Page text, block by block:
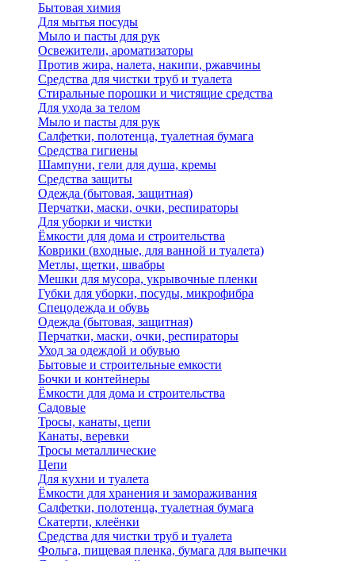
Бытовая химия
Для мытья посуды
Мыло и пасты для рук
Освежители, ароматизаторы
Против жира, налета, накипи, ржавчины
Средства для чистки труб и туалета
Стиральные порошки и чистящие средства
Для ухода за телом
Мыло и пасты для рук
Салфетки, полотенца, туалетная бумага
Средства гигиены
Шампуни, гели для душа, кремы
Средства защиты
Одежда (бытовая, защитная)
Перчатки, маски, очки, респираторы
Для уборки и чистки
Ёмкости для дома и строительства
Коврики (входные, для ванной и туалета)
Метлы, щетки, швабры
Мешки для мусора, укрывочные пленки
Губки для уборки, посуды, микрофибра
Спецодежда и обувь
Одежда (бытовая, защитная)
Перчатки, маски, очки, респираторы
Уход за одеждой и обувью
Бытовые и строительные емкости
Бочки и контейнеры
Ёмкости для дома и строительства
Садовые
Тросы, канаты, цепи
Канаты, веревки
Тросы металлические
Цепи
Для кухни и туалета
Ёмкости для хранения и замораживания
Салфетки, полотенца, туалетная бумага
Скатерти, клеёнки
Средства для чистки труб и туалета
Фольга, пищевая пленка, бумага для выпечки